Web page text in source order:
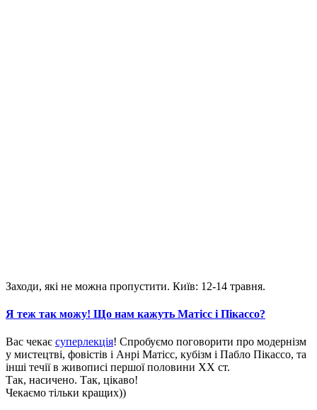
Заходи, які не можна пропустити. Київ: 12-14 травня.
Я теж так можу! Що нам кажуть Матісс і Пікассо?
Вас чекає суперлекція! Спробуємо поговорити про модернізм
у мистецтві, фовістів і Анрі Матісс, кубізм і Пабло Пікассо, та
інші течії в живописі першої половини ХХ ст.
Так, насичено. Так, цікаво!
Чекаємо тільки кращих))